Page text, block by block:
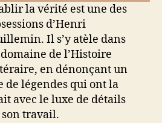
la vérité est une des
d’Henri
Il s’y atèle dans
de l’Histoire
en dénonçant un
de légendes qui ont la
avec le luxe de détails
travail.